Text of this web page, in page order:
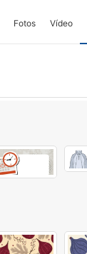
Fotos Vídeo